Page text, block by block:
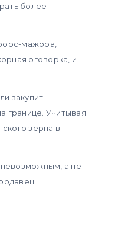
более
мажора,
оговорка, и
закупит
границе. Учитывая
зерна в
невозможным, а не